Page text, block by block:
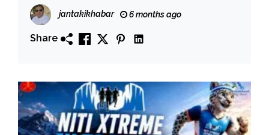
jantakikhabar 6 months ago
Share